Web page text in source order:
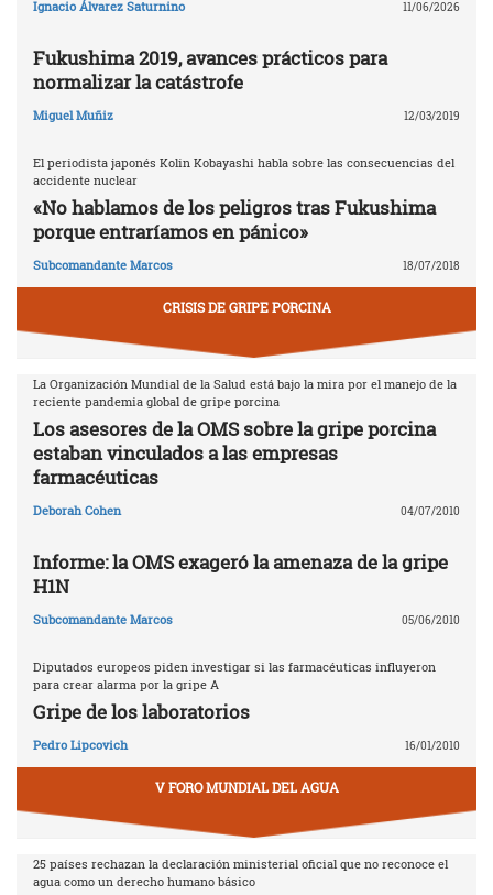
Ignacio Álvarez Saturnino 11/06/2026
Fukushima 2019, avances prácticos para
normalizar la catástrofe
Miguel Muñiz 12/03/2019
El periodista japonés Kolin Kobayashi habla sobre las consecuencias del
accidente nuclear
«No hablamos de los peligros tras Fukushima
porque entraríamos en pánico»
Subcomandante Marcos 18/07/2018
CRISIS DE GRIPE PORCINA
La Organización Mundial de la Salud está bajo la mira por el manejo de la
reciente pandemia global de gripe porcina
Los asesores de la OMS sobre la gripe porcina
estaban vinculados a las empresas
farmacéuticas
Deborah Cohen 04/07/2010
Informe: la OMS exageró la amenaza de la gripe
H1N
Subcomandante Marcos 05/06/2010
Diputados europeos piden investigar si las farmacéuticas influyeron
para crear alarma por la gripe A
Gripe de los laboratorios
Pedro Lipcovich 16/01/2010
V FORO MUNDIAL DEL AGUA
25 países rechazan la declaración ministerial oficial que no reconoce el
agua como un derecho humano básico